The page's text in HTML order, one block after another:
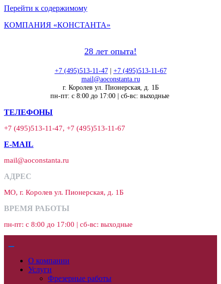
Перейти к содержимому
КОМПАНИЯ «КОНСТАНТА»
28 лет опыта!
+7 (495)513-11-47| +7 (495)513-11-67
mail@aoconstanta.ru
г. Королев ул. Пионерская, д. 1Б
пн-пт: с 8:00 до 17:00 | сб-вс: выходные
ТЕЛЕФОНЫ
+7 (495)513-11-47, +7 (495)513-11-67
E-MAIL
mail@aoconstanta.ru
АДРЕС
МО, г. Королев ул. Пионерская, д. 1Б
ВРЕМЯ РАБОТЫ
пн-пт: с 8:00 до 17:00 | сб-вс: выходные
О компании
Услуги
Фрезерные работы